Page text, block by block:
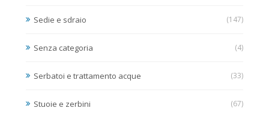
Sedie e sdraio (147)
Senza categoria (4)
Serbatoi e trattamento acque (33)
Stuoie e zerbini (67)